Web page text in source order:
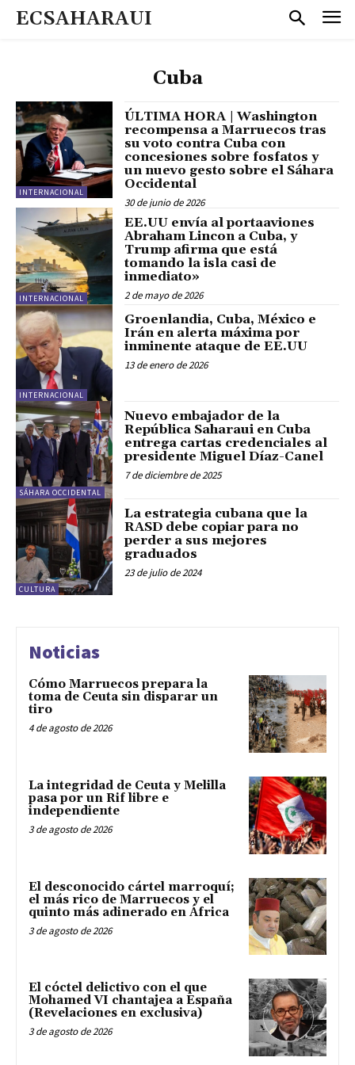
ECSAHARAUI
Cuba
INTERNACIONAL
ÚLTIMA HORA | Washington
recompensa a Marruecos tras
su voto contra Cuba con
concesiones sobre fosfatos y
un nuevo gesto sobre el Sáhara
Occidental
30 de junio de 2026
INTERNACIONAL
EE.UU envía al portaaviones
Abraham Lincon a Cuba, y
Trump afirma que está
tomando la isla casi de
inmediato»
2 de mayo de 2026
INTERNACIONAL
Groenlandia, Cuba, México e
Irán en alerta máxima por
inminente ataque de EE.UU
13 de enero de 2026
SÁHARA OCCIDENTAL
Nuevo embajador de la
República Saharaui en Cuba
entrega cartas credenciales al
presidente Miguel Díaz-Canel
7 de diciembre de 2025
CULTURA
La estrategia cubana que la
RASD debe copiar para no
perder a sus mejores
graduados
23 de julio de 2024
Noticias
Cómo Marruecos prepara la
toma de Ceuta sin disparar un
tiro
4 de agosto de 2026
La integridad de Ceuta y Melilla
pasa por un Rif libre e
independiente
3 de agosto de 2026
El desconocido cártel marroquí;
el más rico de Marruecos y el
quinto más adinerado en África
3 de agosto de 2026
El cóctel delictivo con el que
Mohamed VI chantajea a España
(Revelaciones en exclusiva)
3 de agosto de 2026